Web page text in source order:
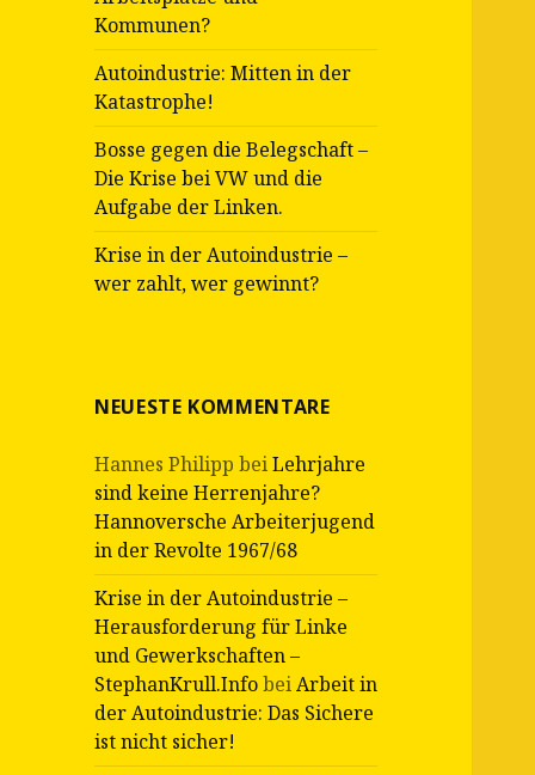
Kommunen?
Autoindustrie: Mitten in der
Katastrophe!
Bosse gegen die Belegschaft –
Die Krise bei VW und die
Aufgabe der Linken.
Krise in der Autoindustrie –
wer zahlt, wer gewinnt?
NEUESTE KOMMENTARE
Hannes Philipp beiLehrjahre
sind keine Herrenjahre?
Hannoversche Arbeiterjugend
in der Revolte 1967/68
Krise in der Autoindustrie –
Herausforderung für Linke
und Gewerkschaften –
StephanKrull.InfobeiArbeit in
der Autoindustrie: Das Sichere
ist nicht sicher!